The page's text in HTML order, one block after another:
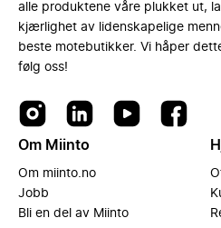
alle produktene våre plukket ut,
kjærlighet av lidenskapelige
beste motebutikker. Vi håper
følg oss!
Om Miinto
Om miinto.no
Jobb
Bli en del av Miinto